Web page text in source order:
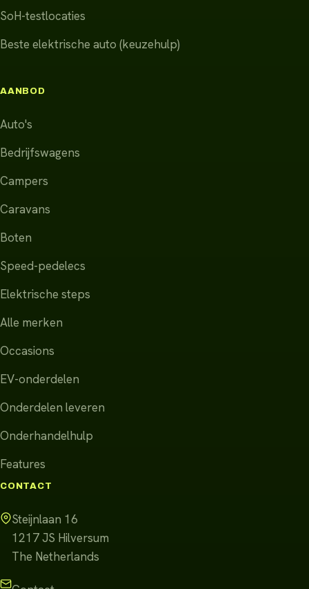
SoH-testlocaties
Beste elektrische auto (keuzehulp)
AANBOD
Auto's
Bedrijfswagens
Campers
Caravans
Boten
Speed-pedelecs
Elektrische steps
Alle merken
Occasions
EV-onderdelen
Onderdelen leveren
Onderhandelhulp
Features
CONTACT
Steijnlaan 16
1217 JS Hilversum
The Netherlands